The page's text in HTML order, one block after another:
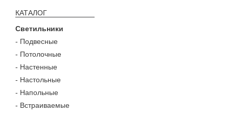
КАТАЛОГ
Светильники
- Подвесные
- Потолочные
- Настенные
- Настольные
- Напольные
- Встраиваемые